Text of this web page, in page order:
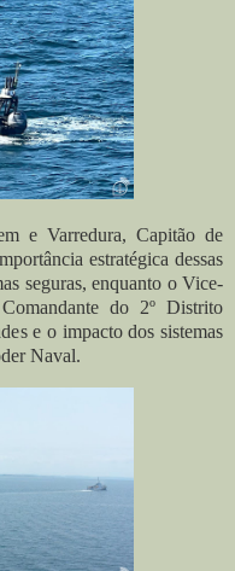
e Varredura, Capitão de
estratégica dessas
seguras, enquanto o Vice-
do 2º Distrito
e o impacto dos sistemas
Naval.